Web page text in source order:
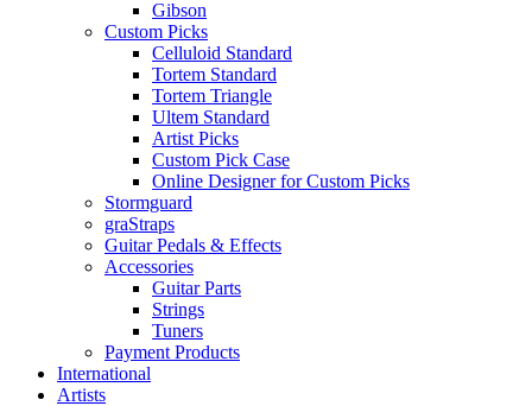
Gibson
Custom Picks
Celluloid Standard
Tortem Standard
Tortem Triangle
Ultem Standard
Artist Picks
Custom Pick Case
Online Designer for Custom Picks
Stormguard
graStraps
Guitar Pedals & Effects
Accessories
Guitar Parts
Strings
Tuners
Payment Products
International
Artists